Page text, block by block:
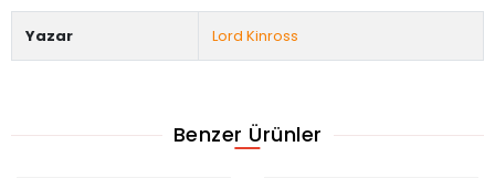
Yazar Lord Kinross
Benzer Ürünler